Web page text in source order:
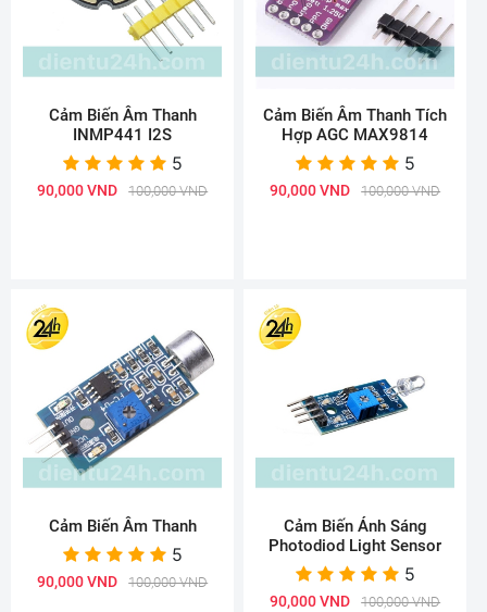
Cảm Biến Âm Thanh
INMP441 I2S
5
90,000 VND 100,000 VND
Cảm Biến Âm Thanh Tích
Hợp AGC MAX9814
5
90,000 VND 100,000 VND
Cảm Biến Âm Thanh
5
90,000 VND 100,000 VND
Cảm Biến Ánh Sáng
Photodiod Light Sensor
5
90,000 VND 100,000 VND